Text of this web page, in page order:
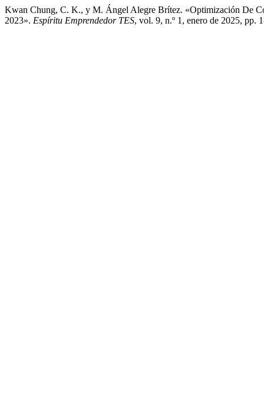
Kwan Chung, C. K., y M. Ángel Alegre Brítez. «Optimización De
2023». Espí­ritu Emprendedor TES, vol. 9, n.º 1, enero de 2025, pp.